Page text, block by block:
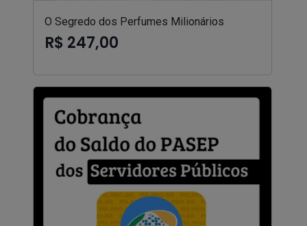
O Segredo dos Perfumes Milionários
R$ 247,00